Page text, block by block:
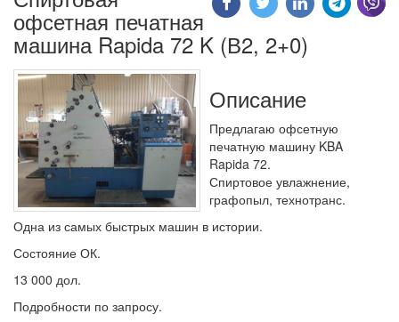
офсетная печатная
машина Rapida 72 K (В2, 2+0)
Описание
Предлагаю офсетную
печатную машину KBA
Rapida 72.
Спиртовое увлажнение,
графопыл, технотранс.
Одна из самых быстрых машин в истории.
Состояние ОК.
13 000 дол.
Подробности по запросу.